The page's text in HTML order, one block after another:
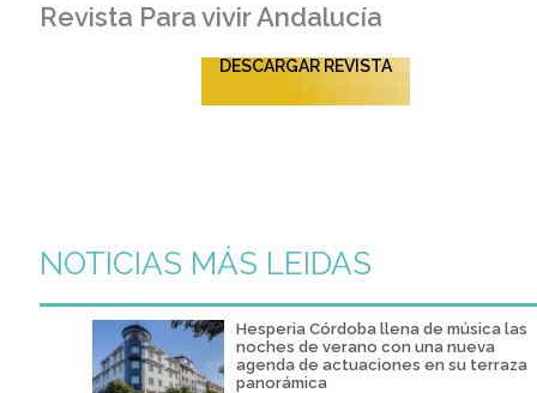
Revista Para vivir Andalucía
DESCARGAR REVISTA
NOTICIAS MÁS LEIDAS
Hesperia Córdoba llena de música las
noches de verano con una nueva
agenda de actuaciones en su terraza
panorámica